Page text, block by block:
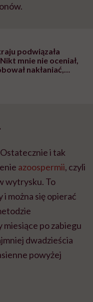
podwiązała
mnie nie oceniał,
nakłaniać,
i tak
azoospermii, czyli
wytrysku. To
i można się opierać
po zabiegu
dwadzieścia
powyżej